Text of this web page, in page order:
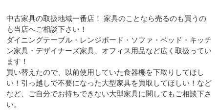
中古家具の取扱地域一番店！ 家具のことなら売るのも買うの
も当店へご相談下さい！
ダイニングテーブル・レンジボード・ソファ・ベッド・キッチ
ン家具・デザイナーズ家具、オフィス用品など広く取扱ってい
ます！
買い替えたので、以前使用していた食器棚を下取りしてほし
い！引っ越しで不要になった大型家具を買取してほしい！など
など、ご自分でお持ちできない大型家具に関してもご相談下さ
い。